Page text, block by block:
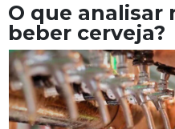
O que analisar
beber cerveja?